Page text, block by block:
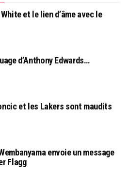
et le lien d’âme avec le
d’Anthony Edwards…
et les Lakers sont maudits
envoie un message
Flagg